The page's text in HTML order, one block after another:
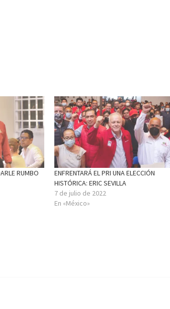
RUMBO
ENFRENTARÁ EL PRI UNA ELECCIÓN
HISTÓRICA: ERIC SEVILLA
7 de julio de 2022
En «México»